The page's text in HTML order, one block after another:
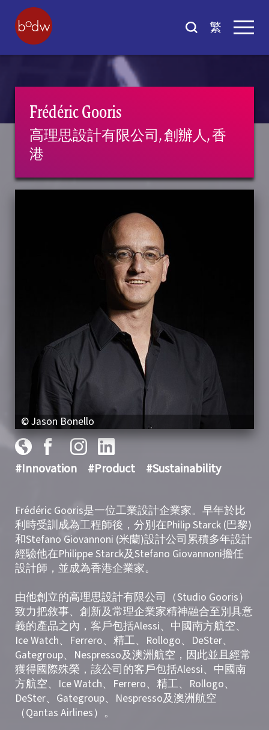
繁
Frédéric Gooris是一位工業設計企業家。早年於比
利時受訓成為工程師後，分別在Philip Starck (巴黎)
和Stefano Giovannoni (米蘭)設計公司累積多年設計
經驗他在Philippe Starck及Stefano Giovannoni擔任
設計師，並成為香港企業家。
由他創立的高理思設計有限公司（Studio Gooris）
致力把敘事、創新及常理企業家精神融合至別具意
義的產品之內，客戶包括Alessi、中國南方航空、
Ice Watch、Ferrero、精工、Rollogo、DeSter、
Gategroup、Nespresso及澳洲航空，因此並且經常
獲得國際殊榮，該公司的客戶包括Alessi、中國南
方航空、Ice Watch、Ferrero、精工、Rollogo、
DeSter、Gategroup、Nespresso及澳洲航空
（Qantas Airlines）。
© Jason Bonello
#Innovation #Product #Sustainability
Frédéric Gooris
高理思設計有限公司, 創辦人, 香
港